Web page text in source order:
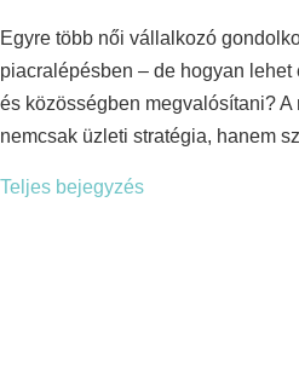
Egyre több női vállalkozó
piacralépésben – de hogyan lehet
és közösségben megvalósítani?
nemcsak üzleti stratégia, hanem
Teljes bejegyzés